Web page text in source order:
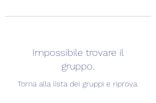
Impossibile trovare il
gruppo.
Torna alla lista dei gruppi e riprova.